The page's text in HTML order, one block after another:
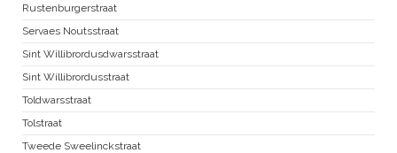
Rustenburgerstraat
Servaes Noutsstraat
Sint Willibrordusdwarsstraat
Sint Willibrordusstraat
Toldwarsstraat
Tolstraat
Tweede Sweelinckstraat